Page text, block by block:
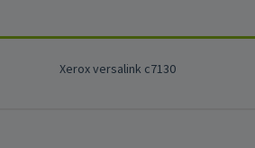
Xerox versalink c7130